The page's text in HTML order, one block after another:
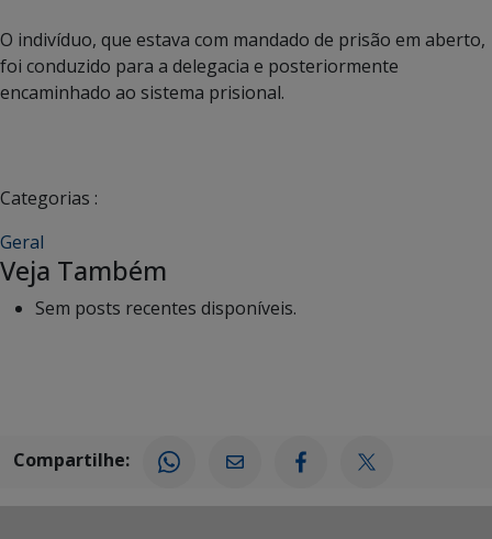
O indivíduo, que estava com mandado de prisão em aberto,
foi conduzido para a delegacia e posteriormente
encaminhado ao sistema prisional.
Categorias :
Geral
Veja Também
Sem posts recentes disponíveis.
Compartilhe: